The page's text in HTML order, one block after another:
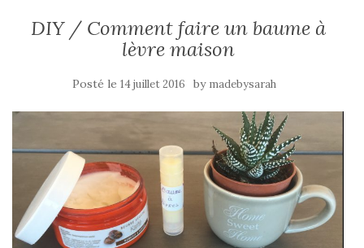
DIY / Comment faire un baume à
lèvre maison
Posté le 14 juillet 2016 by madebysarah